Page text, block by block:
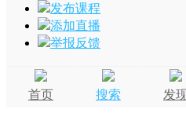
发布课程
添加直播
举报反馈
首页 搜索 发